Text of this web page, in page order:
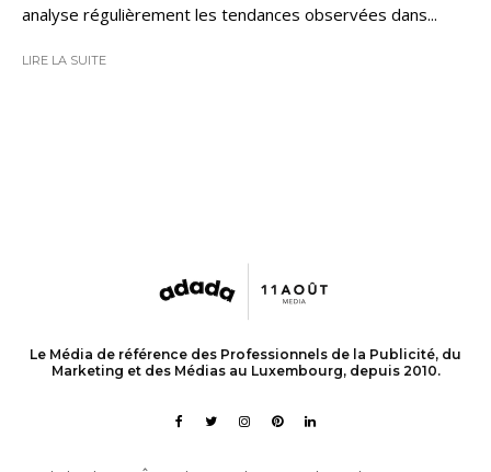
analyse régulièrement les tendances observées dans...
LIRE LA SUITE
Le Média de référence des Professionnels de la Publicité, du
Marketing et des Médias au Luxembourg, depuis 2010.